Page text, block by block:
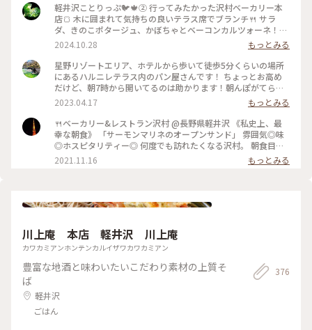
軽井沢ことりっぷ🐦️🍁② 行ってみたかった沢村ベーカリー本
店🍞 木に囲まれて気持ちの良いテラス席でブランチ🍴 サラ
ダ、きのこポタージュ、かぼちゃとベーコンカルツォーネ！軽
井沢限定の言葉に惹かれてカルツォーネを選びました😋♡♫ご
ろごろ肉厚ベーコン、濃厚チーズがとろ〜り、かぼちゃの甘さ
も美味しくて秋を感じました🎃💕 ショーケースは横に長〜く
てパンの品揃えも豊富で買いたくなりましたが新宿に帰ったら
買えるからなぁと眺めて我慢〜😊💓 #沢村ベーカリー #ベーカ
リー＆レストラン沢村 #本店 #旧軽井沢 #緑がきれい #緑に囲
まれて #ブランチ #カルツォーネ #ベーカリー #軽井沢 #限定 #
軽井沢ことりっぷ
2024.10.28
もっとみる
星野リゾートエリア、ホテルから歩いて徒歩5分くらいの場所
にあるハルニレテラス内のパン屋さんです！ ちょっとお高め
だけど、朝7時から開いてるのは助かります！朝んぽがてら行
ってみてはいかがでしょうか？ 小鳥のさえずり、川のせせら
ぎに癒されながら、美味しいパンが堪能できます😊 #パン屋 #
軽井沢 #私のことりっぷ旅
2023.04.17
もっとみる
🍴ベーカリー&レストラン沢村 @長野県軽井沢 《私史上、最
幸な朝食》 「サーモンマリネのオープンサンド」 雰囲気◎味
◎ホスピタリティー◎ 何度でも訪れたくなる沢村。 朝食目当
てに朝早くから混雑することもあるそう。 それでも食べたくな
る沢村のモーニング。 私は軽井沢でのモーニングは沢村一択で
ン #モーニング #私のことりっぷ
2021.11.16 もっとみる
川上庵 本店 軽井沢 川上庵
カワカミアンホンテンカルイザワカワカミアン
豊富な地酒と味わいたいこだわり素材の上質そ
ば
軽井沢
ごはん
376